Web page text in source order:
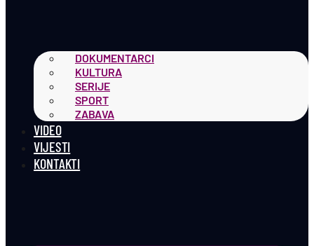
DOKUMENTARCI
KULTURA
SERIJE
SPORT
ZABAVA
VIDEO
VIJESTI
KONTAKTI